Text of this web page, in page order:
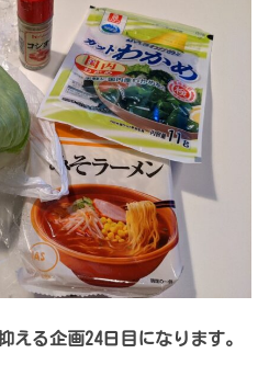
える企画24日目になります。